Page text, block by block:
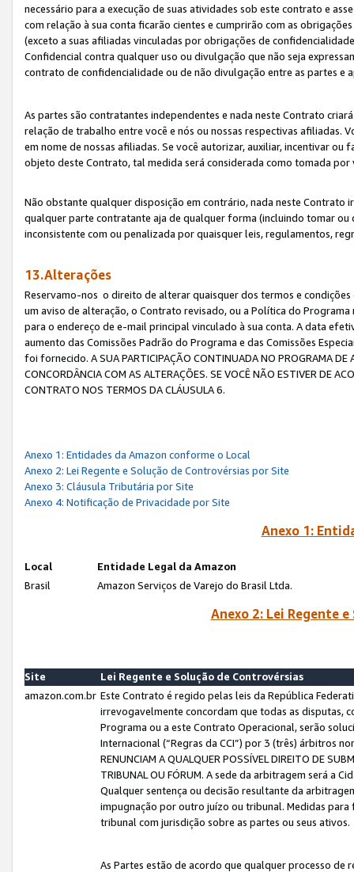
necessário para a execução de suas atividades sob este contrato e
com relação à sua conta ficarão cientes e cumprirão com as
(exceto a suas afiliadas vinculadas por obrigações de
Confidencial contra qualquer uso ou divulgação que não seja
contrato de confidencialidade ou de não divulgação entre as partes e
As partes são contratantes independentes e nada neste Contrato
relação de trabalho entre você e nós ou nossas respectivas afiliadas.
em nome de nossas afiliadas. Se você autorizar, auxiliar, incentivar
objeto deste Contrato, tal medida será considerada como tomada por
Não obstante qualquer disposição em contrário, nada neste
qualquer parte contratante aja de qualquer forma (incluindo tomar ou
inconsistente com ou penalizada por quaisquer leis, regulamentos,
13.Alterações
Reservamo-nos o direito de alterar quaisquer dos termos e
um aviso de alteração, o Contrato revisado, ou a Política do
para o endereço de e-mail principal vinculado à sua conta. A data
aumento das Comissões Padrão do Programa e das Comissões
foi fornecido. A SUA PARTICIPAÇÃO CONTINUADA NO PROGRAMA DE
CONCORDÂNCIA COM AS ALTERAÇÕES. SE VOCÊ NÃO ESTIVER DE
CONTRATO NOS TERMOS DA CLÁUSULA 6.
Anexo 1: Entidades da Amazon conforme o Local
Anexo 2: Lei Regente e Solução de Controvérsias por Site
Anexo 3: Cláusula Tributária por Site
Anexo 4: Notificação de Privacidade por Site
Anexo 1:
Local
Entidade Legal da Amazon
Brasil
Amazon Serviços de Varejo do Brasil Ltda.
Anexo 2: Lei Regente
Site
Lei Regente e Solução de Controvérsias
amazon.com.br Este Contrato é regido pelas leis da República
irrevogavelmente concordam que todas as disputas,
Programa ou a este Contrato Operacional, serão
Internacional (“Regras da CCI”) por 3 (três) árbitros
RENUNCIAM A QUALQUER POSSÍVEL DIREITO DE
TRIBUNAL OU FÓRUM. A sede da arbitragem será a
Qualquer sentença ou decisão resultante da
impugnação por outro juízo ou tribunal. Medidas
tribunal com jurisdição sobre as partes ou seus ativos.
As Partes estão de acordo que qualquer processo